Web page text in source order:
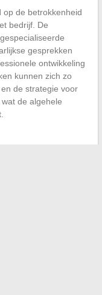
op de betrokkenheid
bedrijf. De
gesprekken
ontwikkeling
kunnen zich zo
de strategie voor
de algehele